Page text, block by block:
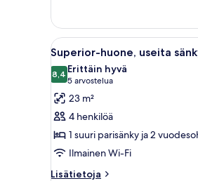
huone,
yhden
hengen
sänky
Avaa
kaikki
huonetyypin
Superior-
huone,
useita
sänkyjä
(King)
kuvat
3
Superior-huone, useita
8,48,4 kautta 10
Erittäin hyvä
5 arvostelua
(5
arvostelua)
23 m²
4 henkilöä
1 suuri parisänky ja 2
Ilmainen Wi-Fi
Lisätietoja
Lisätietoja